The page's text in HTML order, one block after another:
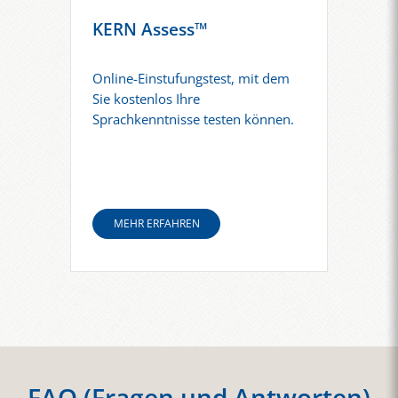
KERN Assess™
Online-Einstufungstest, mit dem
Sie kostenlos Ihre
Sprachkenntnisse testen können.
MEHR ERFAHREN